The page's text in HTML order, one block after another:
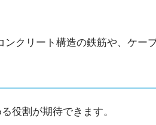
クリート構造の鉄筋や、ケー
役割が期待できます。